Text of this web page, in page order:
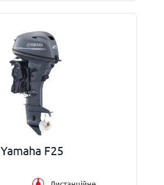
Yamaha F25